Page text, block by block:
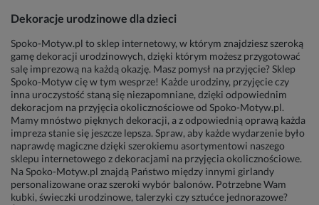
Dekoracje urodzinowe dla dzieci
Spoko-Motyw.pl to sklep internetowy, w którym znajdziesz szeroką
gamę dekoracji urodzinowych, dzięki którym możesz przygotować
salę imprezową na każdą okazję. Masz pomysł na przyjęcie? Sklep
Spoko-Motyw cię w tym wesprze! Każde urodziny, przyjęcie czy
inna uroczystość staną się niezapomniane, dzięki odpowiednim
dekoracjom na przyjęcia okolicznościowe od Spoko-Motyw.pl.
Mamy mnóstwo pięknych dekoracji, a z odpowiednią oprawą każda
impreza stanie się jeszcze lepsza. Spraw, aby każde wydarzenie było
naprawdę magiczne dzięki szerokiemu asortymentowi naszego
sklepu internetowego z dekoracjami na przyjęcia okolicznościowe.
Na Spoko-Motyw.pl znajdą Państwo między innymi girlandy
personalizowane oraz szeroki wybór balonów. Potrzebne Wam
kubki, świeczki urodzinowe, talerzyki czy sztućce jednorazowe?